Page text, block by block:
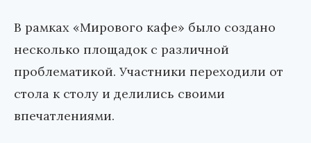
В рамках «Мирового кафе» было создано
несколько площадок с различной
проблематикой. Участники переходили от
стола к столу и делились своими
впечатлениями.